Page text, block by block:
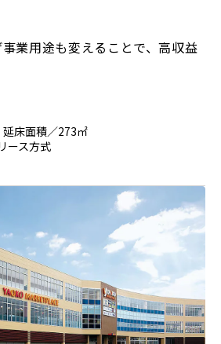
業用途も変えることで、高収益
床面積／273㎡
ース方式